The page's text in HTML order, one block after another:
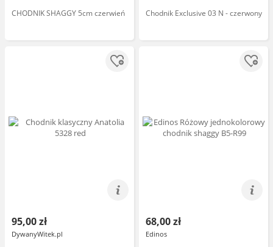
CHODNIK SHAGGY 5cm czerwień Chodnik Exclusive 03 N - czerwony
95,00 zł
DywanyWitek.pl
68,00 zł
Edinos